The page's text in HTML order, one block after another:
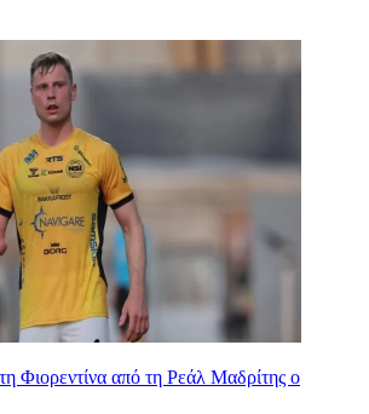
Φιορεντίνα από τη Ρεάλ Μαδρίτης ο